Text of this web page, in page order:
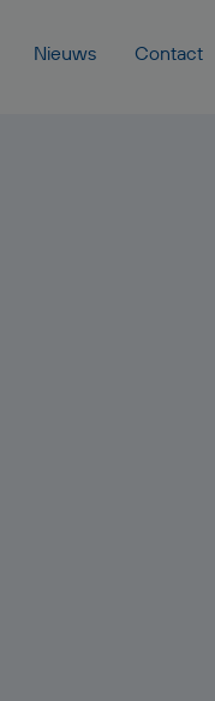
Nieuws Contact